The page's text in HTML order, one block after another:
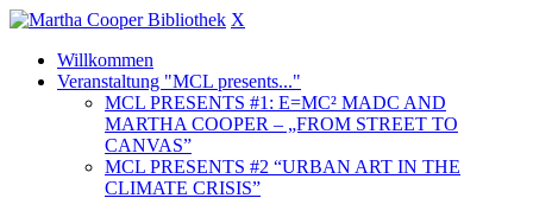
X
Willkommen
Veranstaltung "MCL presents..."
MCL PRESENTS #1: E=MC² MADC AND
MARTHA COOPER – „FROM STREET TO
CANVAS”
MCL PRESENTS #2 “URBAN ART IN THE
CLIMATE CRISIS”